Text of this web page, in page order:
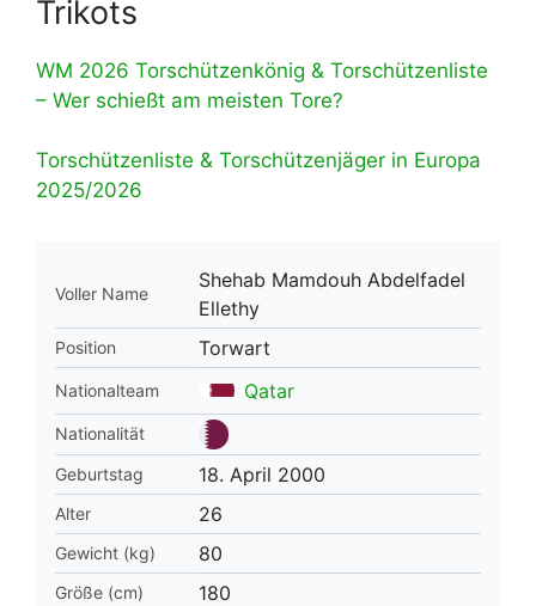
Trikots
WM 2026 Torschützenkönig & Torschützenliste
– Wer schießt am meisten Tore?
Torschützenliste & Torschützenjäger in Europa
2025/2026
Voller Name
Shehab Mamdouh Abdelfadel
Ellethy
Position Torwart
Nationalteam Qatar
Nationalität
Geburtstag
18. April 2000
Alter 26
Gewicht (kg) 80
Größe (cm) 180